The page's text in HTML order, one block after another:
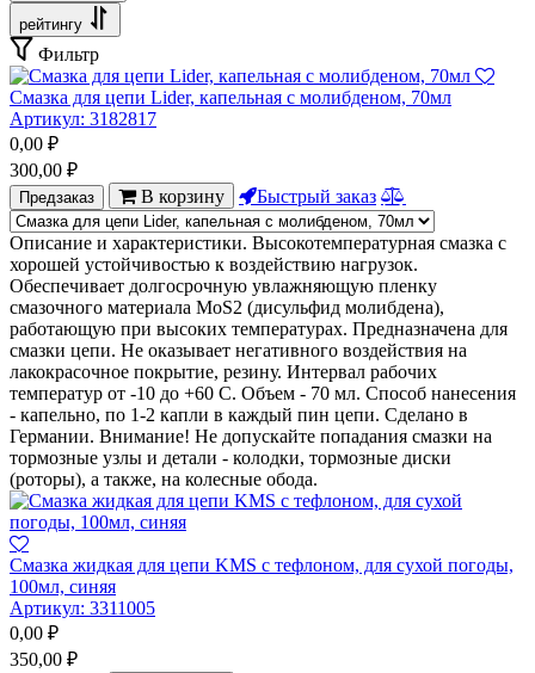
рейтингу
Фильтр
Смазка для цепи Lider, капельная с молибденом, 70мл
Артикул: 3182817
0,00 ₽
300,00 ₽
Предзаказ В корзину Быстрый заказ
Описание и характеристики. Высокотемпературная смазка с
хорошей устойчивостью к воздействию нагрузок.
Обеспечивает долгосрочную увлажняющую пленку
смазочного материала MoS2 (дисульфид молибдена),
работающую при высоких температурах. Предназначена для
смазки цепи. Не оказывает негативного воздействия на
лакокрасочное покрытие, резину. Интервал рабочих
температур от -10 до +60 С. Объем - 70 мл. Способ нанесения
- капельно, по 1-2 капли в каждый пин цепи. Сделано в
Германии. Внимание! Не допускайте попадания смазки на
тормозные узлы и детали - колодки, тормозные диски
(роторы), а также, на колесные обода.
Смазка жидкая для цепи KMS с тефлоном, для сухой погоды,
100мл, синяя
Артикул: 3311005
0,00 ₽
350,00 ₽